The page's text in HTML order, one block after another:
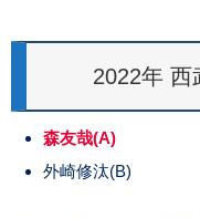
2022年 西
森友哉(A)
外崎修汰(B)